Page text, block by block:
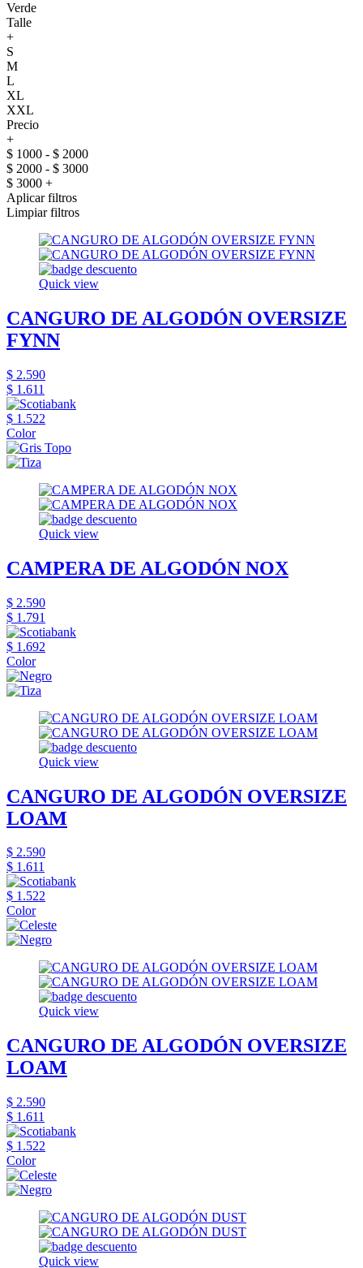
Verde
Talle
+
S
M
L
XL
XXL
Precio
+
$ 1000 - $ 2000
$ 2000 - $ 3000
$ 3000 +
Aplicar filtros
Limpiar filtros
Quick view
CANGURO DE ALGODÓN OVERSIZE
FYNN
$ 2.590
$ 1.611
$ 1.522
Color
Quick view
CAMPERA DE ALGODÓN NOX
$ 2.590
$ 1.791
$ 1.692
Color
Quick view
CANGURO DE ALGODÓN OVERSIZE
LOAM
$ 2.590
$ 1.611
$ 1.522
Color
Quick view
CANGURO DE ALGODÓN OVERSIZE
LOAM
$ 2.590
$ 1.611
$ 1.522
Color
Quick view